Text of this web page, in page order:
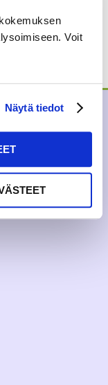
Voit
Näytä tiedot